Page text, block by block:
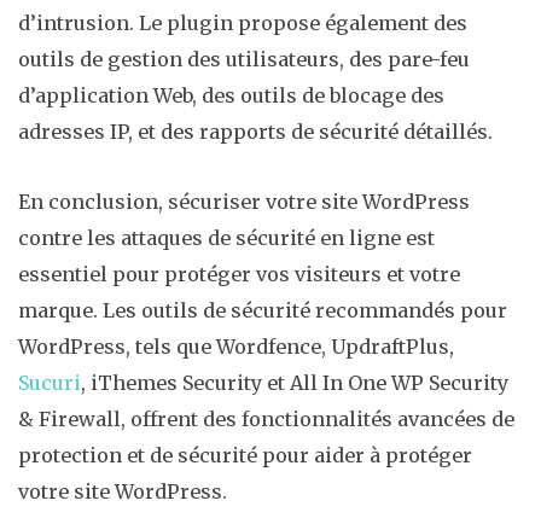
d’intrusion. Le plugin propose également des
outils de gestion des utilisateurs, des pare-feu
d’application Web, des outils de blocage des
adresses IP, et des rapports de sécurité détaillés.
En conclusion, sécuriser votre site WordPress
contre les attaques de sécurité en ligne est
essentiel pour protéger vos visiteurs et votre
marque. Les outils de sécurité recommandés pour
WordPress, tels que Wordfence, UpdraftPlus,
Sucuri, iThemes Security et All In One WP Security
& Firewall, offrent des fonctionnalités avancées de
protection et de sécurité pour aider à protéger
votre site WordPress.